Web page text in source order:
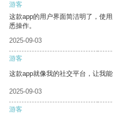
游客
这款app的用户界面简洁明了，使
悉操作。
2025-09-03
游客
这款app就像我的社交平台，让我
2025-09-03
游客